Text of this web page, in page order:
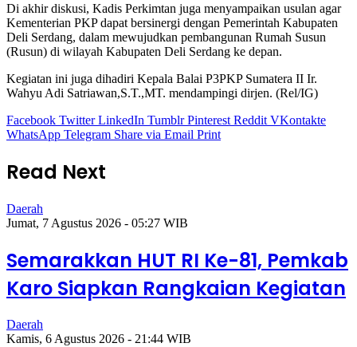
Di akhir diskusi, Kadis Perkimtan juga menyampaikan usulan agar
Kementerian PKP dapat bersinergi dengan Pemerintah Kabupaten
Deli Serdang, dalam mewujudkan pembangunan Rumah Susun
(Rusun) di wilayah Kabupaten Deli Serdang ke depan.
Kegiatan ini juga dihadiri Kepala Balai P3PKP Sumatera II Ir.
Wahyu Adi Satriawan,S.T.,MT. mendampingi dirjen. (Rel/IG)
Facebook Twitter LinkedIn Tumblr Pinterest Reddit VKontakte
WhatsApp Telegram Share via Email Print
Read Next
Daerah
Jumat, 7 Agustus 2026 - 05:27 WIB
Semarakkan HUT RI Ke-81, Pemkab
Karo Siapkan Rangkaian Kegiatan
Daerah
Kamis, 6 Agustus 2026 - 21:44 WIB